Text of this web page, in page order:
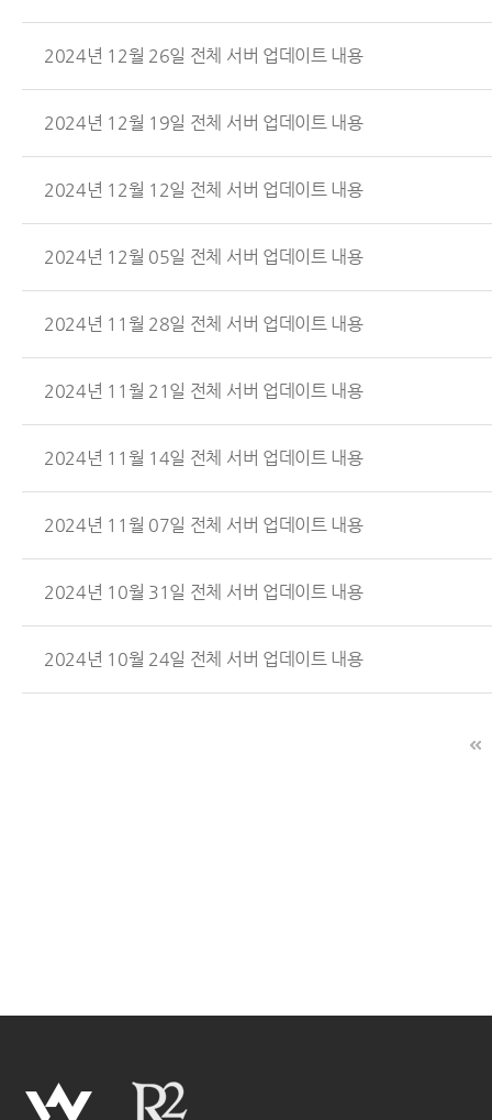
2024년 12월 26일 전체 서버 업데이트 내용
2024년 12월 19일 전체 서버 업데이트 내용
2024년 12월 12일 전체 서버 업데이트 내용
2024년 12월 05일 전체 서버 업데이트 내용
2024년 11월 28일 전체 서버 업데이트 내용
2024년 11월 21일 전체 서버 업데이트 내용
2024년 11월 14일 전체 서버 업데이트 내용
2024년 11월 07일 전체 서버 업데이트 내용
2024년 10월 31일 전체 서버 업데이트 내용
2024년 10월 24일 전체 서버 업데이트 내용